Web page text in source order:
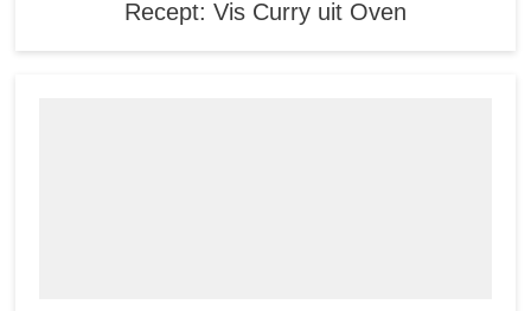
Recept: Vis Curry uit Oven